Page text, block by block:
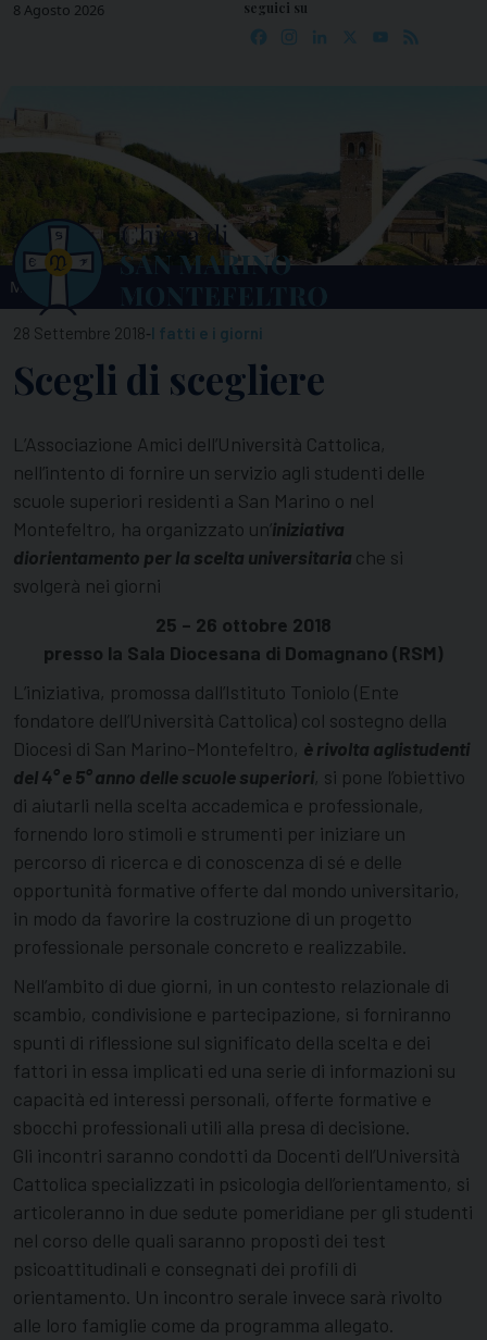
Skip8 Agosto 2026 seguici su
Facebook
Instagram
LinkedIn YouTube
MENU
28 Settembre 2018-I fatti e i giorni
Scegli di scegliere
L’Associazione Amici dell’Università Cattolica,
nell’intento di fornire un servizio agli studenti delle
scuole superiori residenti a San Marino o nel
Montefeltro, ha organizzato un’iniziativa
diorientamento per la scelta universitaria che si
svolgerà nei giorni
25 – 26 ottobre 2018
presso la Sala Diocesana di Domagnano (RSM)
L’iniziativa, promossa dall’Istituto Toniolo (Ente
fondatore dell’Università Cattolica) col sostegno della
Diocesi di San Marino-Montefeltro, è rivolta aglistudenti
del 4° e 5° anno delle scuole superiori, si pone l’obiettivo
di aiutarli nella scelta accademica e professionale,
fornendo loro stimoli e strumenti per iniziare un
percorso di ricerca e di conoscenza di sé e delle
opportunità formative offerte dal mondo universitario,
in modo da favorire la costruzione di un progetto
professionale personale concreto e realizzabile.
Nell’ambito di due giorni, in un contesto relazionale di
scambio, condivisione e partecipazione, si forniranno
spunti di riflessione sul significato della scelta e dei
fattori in essa implicati ed una serie di informazioni su
capacità ed interessi personali, offerte formative e
sbocchi professionali utili alla presa di decisione.
Gli incontri saranno condotti da Docenti dell’Università
Cattolica specializzati in psicologia dell’orientamento, si
articoleranno in due sedute pomeridiane per gli studenti
nel corso delle quali saranno proposti dei test
psicoattitudinali e consegnati dei profili di
orientamento. Un incontro serale invece sarà rivolto
alle loro famiglie come da programma allegato.